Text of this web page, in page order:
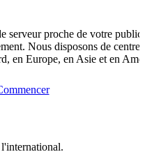
serveur proche de votre
Nous disposons de
en Europe, en Asie et en